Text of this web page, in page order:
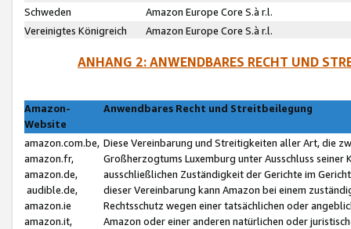
Schweden
Amazon Europe Core S.à r.l.
Vereinigtes Königreich
Amazon Europe Core S.à r.l.
ANHANG 2: ANWENDBARES RECHT UND
Amazon-
Website
Anwendbares Recht und Streitbeilegung
amazon.com.be,
amazon.fr,
amazon.de,
audible.de,
amazon.ie
amazon.it,
Diese Vereinbarung und Streitigkeiten aller Art, die
Großherzogtums Luxemburg unter Ausschluss
ausschließlichen Zuständigkeit der Gerichte im
dieser Vereinbarung kann Amazon bei einem
Rechtsschutz wegen einer tatsächlichen oder
Amazon oder einer anderen natürlichen oder